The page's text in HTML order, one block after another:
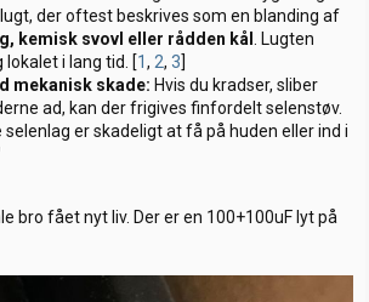
der oftest beskrives som en blanding af
kemisk svovl eller rådden kål
. Lugten
lokalet i lang tid. [1, 2, 3]
mekanisk skade: Hvis du kradser, sliber
ad, kan der frigives finfordelt selenstøv.
selenlag er skadeligt at få på huden eller ind i
bro fået nyt liv. Der er en 100+100uF lyt på